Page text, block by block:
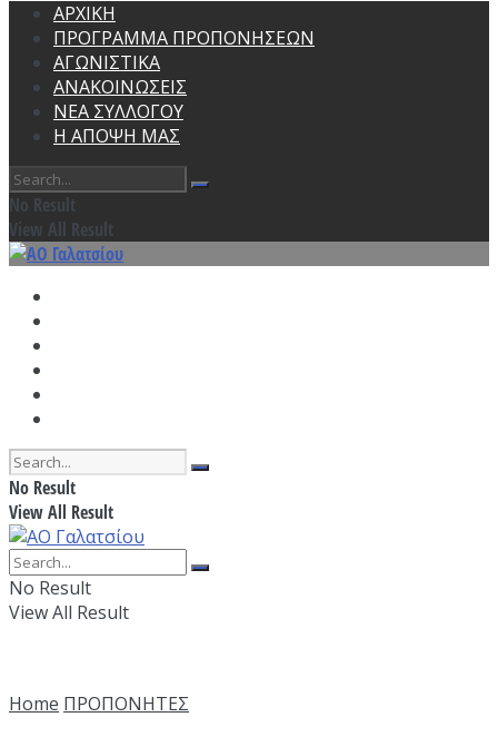
ΑΡΧΙΚΗ
ΠΡΟΓΡΑΜΜΑ ΠΡΟΠΟΝΗΣΕΩΝ
ΑΓΩΝΙΣΤΙΚΑ
ΑΝΑΚΟΙΝΩΣΕΙΣ
ΝΕΑ ΣΥΛΛΟΓΟΥ
Η ΑΠΟΨΗ ΜΑΣ
No Result
View All Result
No Result
View All Result
No Result
View All Result
Home ΠΡΟΠΟΝΗΤΕΣ